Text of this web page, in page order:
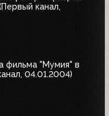
канал,
фильма "Мумия" в
04.01.2004)